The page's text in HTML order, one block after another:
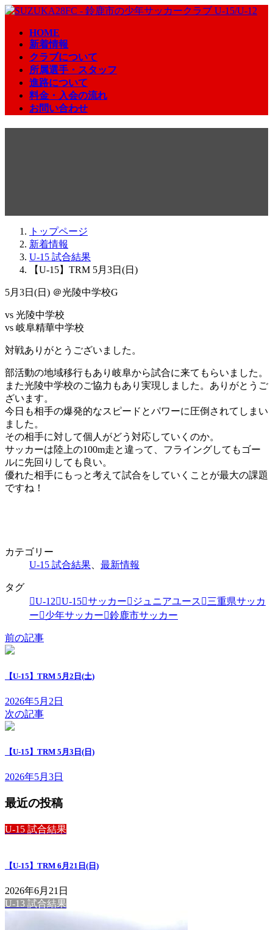
コ
ナ
HOME
新着情報
クラブについて
所属選手・スタッフ
進路について
料金・入会の流れ
お問い合わせ
トップページ
新着情報
U-15 試合結果
【U-15】TRM 5月3日(日)
5月3日(日) ＠光陵中学校G
vs 光陵中学校
vs 岐阜精華中学校
対戦ありがとうございました。
部活動の地域移行もあり岐阜から試合に来てもらいました。
また光陵中学校のご協力もあり実現しました。ありがとうご
ざいます。
今日も相手の爆発的なスピードとパワーに圧倒されてしまい
ました。
その相手に対して個人がどう対応していくのか。
サッカーは陸上の100m走と違って、フライングしてもゴー
ルに先回りしても良い。
優れた相手にもっと考えて試合をしていくことが最大の課題
ですね！
カテゴリー
U-15 試合結果、 最新情報
タグ
U-12 U-15 サッカー ジュニアユース
三重県サッカ
ー
少年サッカー 鈴鹿市サッカー
前の記事
【U-15】TRM 5月2日(土)
2026年5月2日
次の記事
【U-15】TRM 5月3日(日)
2026年5月3日
最近の投稿
U-15 試合結果
【U-15】TRM 6月21日(日)
2026年6月21日
U-13 試合結果